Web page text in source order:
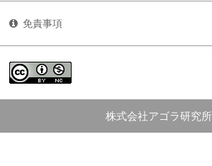
免責事項
株式会社アゴラ研究所